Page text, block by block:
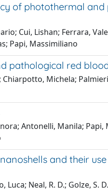
of photothermal
Cui, Lishan; Ferrara,
Papi, Massimiliano
pathological red
Michela;
Antonelli, Manila;
and their
Neal, R. D.; Golze, S.